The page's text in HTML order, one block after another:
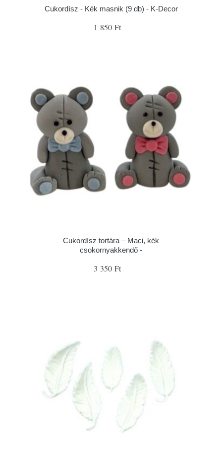
Cukordísz - Kék masnik (9 db) - K-Decor
1 850 Ft
Cukordísz tortára – Maci, kék
csokornyakkendő -
3 350 Ft